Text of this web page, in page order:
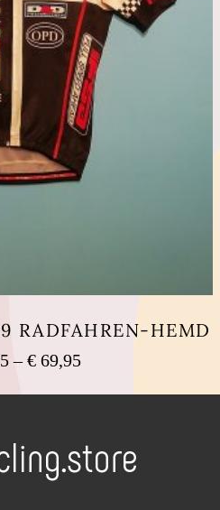
RADFAHREN-HEMD
–€ 69,95Preisspanne:
bis
Varianten